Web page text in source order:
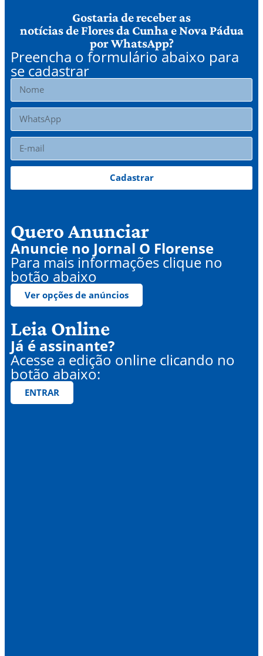
Gostaria de receber as
notícias de Flores da Cunha e Nova Pádua
por WhatsApp?
Preencha o formulário abaixo para
se cadastrar
Cadastrar
Quero Anunciar
Anuncie no Jornal O Florense
Para mais informações clique no
botão abaixo
Ver opções de anúncios
Leia Online
Já é assinante?
Acesse a edição online clicando no
botão abaixo:
ENTRAR